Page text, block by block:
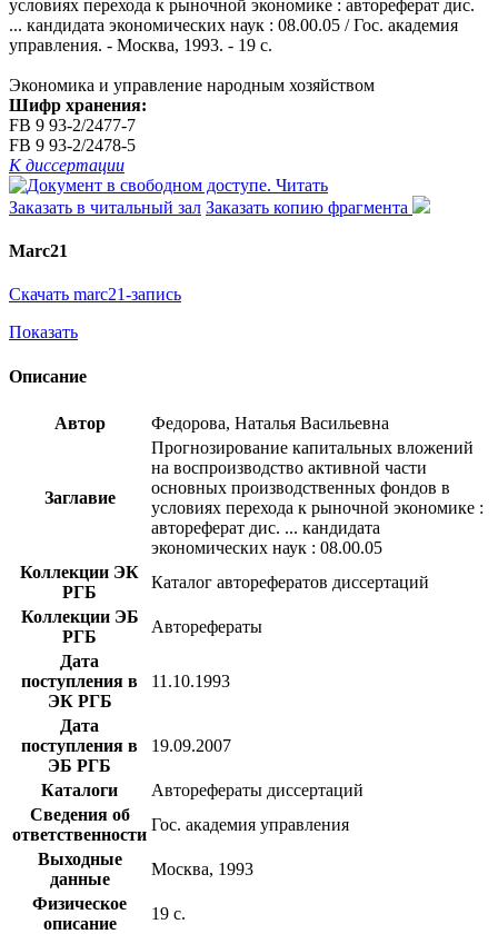
условиях перехода к рыночной экономике : автореферат дис.
... кандидата экономических наук : 08.00.05 / Гос. академия
управления. - Москва, 1993. - 19 с.
Экономика и управление народным хозяйством
Шифр хранения:
FB 9 93-2/2477-7
FB 9 93-2/2478-5
К диссертации
Читать
Заказать в читальный зал Заказать копию фрагмента
Marc21
Скачать marc21-запись
Показать
Описание
Автор Федорова, Наталья Васильевна
Заглавие
Прогнозирование капитальных вложений
на воспроизводство активной части
основных производственных фондов в
условиях перехода к рыночной экономике :
автореферат дис. ... кандидата
экономических наук : 08.00.05
Коллекции ЭК
РГБ
Каталог авторефератов диссертаций
Коллекции ЭБ
РГБ
Авторефераты
Дата
поступления в
ЭК РГБ
11.10.1993
Дата
поступления в
ЭБ РГБ
19.09.2007
Каталоги
Авторефераты диссертаций
Сведения об
ответственности
Гос. академия управления
Выходные
данные
Москва, 1993
Физическое
описание
19 с.